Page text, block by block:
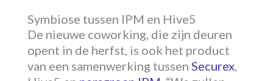
Symbiose tussen IPM en Hive5
De nieuwe coworking, die zijn deuren
opent in de herfst, is ook het product
van een samenwerking tussen Securex,